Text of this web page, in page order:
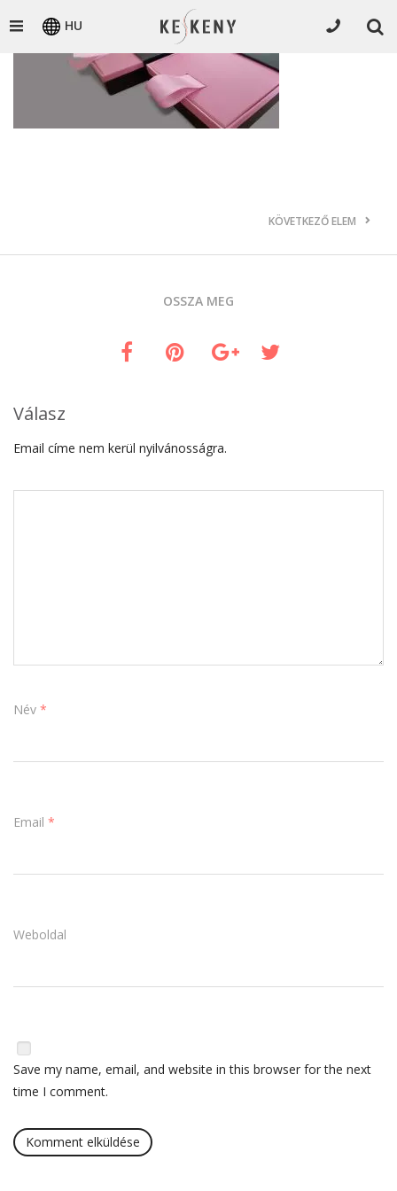
HU
KÖVETKEZŐ ELEM
OSSZA MEG
Válasz
Email címe nem kerül nyilvánosságra.
Név *
Email *
Weboldal
Save my name, email, and website in this browser for the next
time I comment.